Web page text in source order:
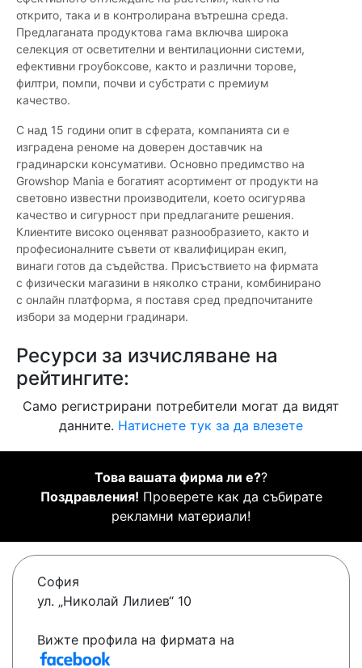
открито, така и в контролирана вътрешна среда.
Предлаганата продуктова гама включва широка
селекция от осветителни и вентилационни системи,
ефективни гроубоксове, както и различни торове,
филтри, помпи, почви и субстрати с премиум
качество.
С над 15 години опит в сферата, компанията си е
изградена реноме на доверен доставчик на
градинарски консумативи. Основно предимство на
Growshop Mania е богатият асортимент от продукти на
световно известни производители, което осигурява
качество и сигурност при предлаганите решения.
Клиентите високо оценяват разнообразието, както и
професионалните съвети от квалифициран екип,
винаги готов да съдейства. Присъствието на фирмата
с физически магазини в няколко страни, комбинирано
с онлайн платформа, я поставя сред предпочитаните
избори за модерни градинари.
Ресурси за изчисляване на
рейтингите:
Само регистрирани потребители могат да видят
данните. Натиснете тук за да влезете
Това вашата фирма ли е??
Поздравления! Проверете как да събирате
рекламни материали!
София
ул. „Николай Лилиев“ 10
Вижте профила на фирмата на